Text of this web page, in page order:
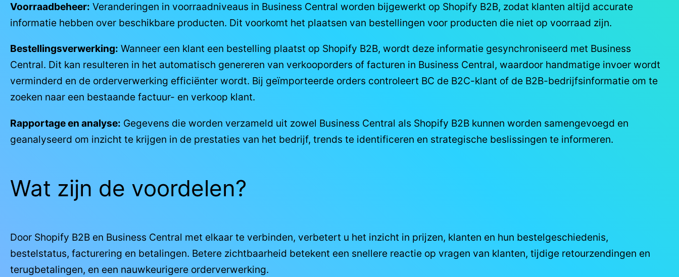
Voorraadbeheer: Veranderingen in voorraadniveaus in Business Central worden bijgewerkt op Shopify B2B, zodat klanten altijd accurate
informatie hebben over beschikbare producten. Dit voorkomt het plaatsen van bestellingen voor producten die niet op voorraad zijn.
Bestellingsverwerking: Wanneer een klant een bestelling plaatst op Shopify B2B, wordt deze informatie gesynchroniseerd met Business
Central. Dit kan resulteren in het automatisch genereren van verkooporders of facturen in Business Central, waardoor handmatige invoer wordt
verminderd en de orderverwerking efficiënter wordt. Bij geïmporteerde orders controleert BC de B2C-klant of de B2B-bedrijfsinformatie om te
zoeken naar een bestaande factuur- en verkoop klant.
Rapportage en analyse: Gegevens die worden verzameld uit zowel Business Central als Shopify B2B kunnen worden samengevoegd en
geanalyseerd om inzicht te krijgen in de prestaties van het bedrijf, trends te identificeren en strategische beslissingen te informeren.
Wat zijn de voordelen?
Door Shopify B2B en Business Central met elkaar te verbinden, verbetert u het inzicht in prijzen, klanten en hun bestelgeschiedenis,
bestelstatus, facturering en betalingen. Betere zichtbaarheid betekent een snellere reactie op vragen van klanten, tijdige retourzendingen en
terugbetalingen, en een nauwkeurigere orderverwerking.